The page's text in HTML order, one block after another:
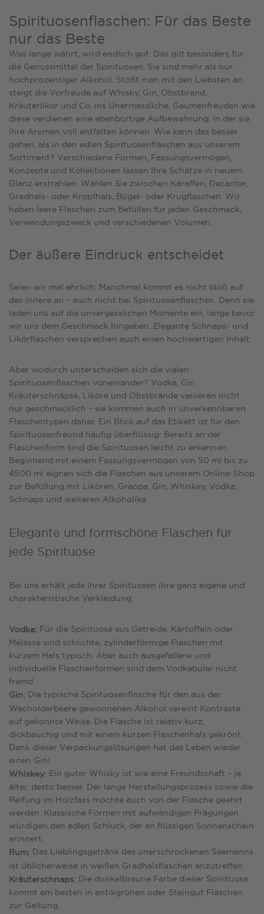
Spirituosenflaschen: Für das Beste
nur das Beste
Was lange währt, wird endlich gut. Das gilt besonders für
die Genussmittel der Spirituosen. Sie sind mehr als nur
hochprozentiger Alkohol. Stößt man mit den Liebsten an,
steigt die Vorfreude auf Whisky, Gin, Obstbrand,
Kräuterlikor und Co. ins Unermessliche. Gaumenfreuden wie
diese verdienen eine ebenbürtige Aufbewahrung, in der sie
ihre Aromen voll entfalten können. Wie kann das besser
gehen, als in den edlen Spirituosenflaschen aus unserem
Sortiment? Verschiedene Formen, Fassungsvermögen,
Konzepte und Kollektionen lassen Ihre Schätze in neuem
Glanz erstrahlen. Wählen Sie zwischen Karaffen, Decanter,
Gradhals- oder Kropfhals, Bügel- oder Krugflaschen. Wir
haben leere Flaschen zum Befüllen für jeden Geschmack,
Verwendungszweck und verschiedenen Volumen.
Der äußere Eindruck entscheidet
Seien wir mal ehrlich: Manchmal kommt es nicht bloß auf
das Innere an – auch nicht bei Spirituosenflaschen. Denn sie
laden uns auf die unvergesslichen Momente ein, lange bevor
wir uns dem Geschmack hingeben. Elegante Schnaps- und
Likörflaschen versprechen auch einen hochwertigen Inhalt.
Aber wodurch unterscheiden sich die vielen
Spirituosenflaschen voneinander? Vodka, Gin
Kräuterschnäpse, Liköre und Obstbrände variieren nicht
nur geschmacklich – sie kommen auch in unverkennbaren
Flaschentypen daher. Ein Blick auf das Etikett ist für den
Spirituosenfreund häufig überflüssig: Bereits an der
Flaschenform sind die Spirituosen leicht zu erkennen.
Beginnend mit einem Fassungsvermögen von 50 ml bis zu
4500 ml eignen sich die Flaschen aus unserem Online-Shop
zur Befüllung mit Likören, Grappa, Gin, Whiskey, Vodka,
Schnaps und weiteren Alkoholika.
Elegante und formschöne Flaschen für
jede Spirituose
Bei uns erhält jede Ihrer Spirituosen ihre ganz eigene und
charakteristische Verkleidung:
Vodka: Für die Spirituose aus Getreide, Kartoffeln oder
Melasse sind schlichte, zylinderförmige Flaschen mit
kurzem Hals typisch. Aber auch ausgefallene und
individuelle Flaschenformen sind dem Vodkabular nicht
fremd.
Gin: Die typische Spirituosenflasche für den aus der
Wacholderbeere gewonnenen Alkohol vereint Kontraste
auf gekonnte Weise. Die Flasche ist relativ kurz,
dickbauchig und mit einem kurzen Flaschenhals gekrönt.
Dank dieser Verpackungslösungen hat das Leben wieder
einen Gin!
Whiskey: Ein guter Whisky ist wie eine Freundschaft – je
älter, desto besser. Der lange Herstellungsprozess sowie die
Reifung im Holzfass möchte auch von der Flasche geehrt
werden. Klassische Formen mit aufwändigen Prägungen
würdigen den edlen Schluck, der an flüssigen Sonnenschein
erinnert.
Rum: Das Lieblingsgetränk des unerschrockenen Seemanns
ist üblicherweise in weißen Gradhalsflaschen anzutreffen.
Kräuterschnaps: Die dunkelbraune Farbe dieser Spirituose
kommt am besten in antikgrünen oder Steingut Flaschen
zur Geltung.